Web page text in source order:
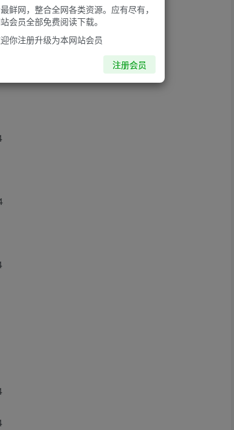
鲜网，整合全网各类资源。应有尽有，
会员全部免费阅读下载。
你注册升级为本网站会员
注册会员